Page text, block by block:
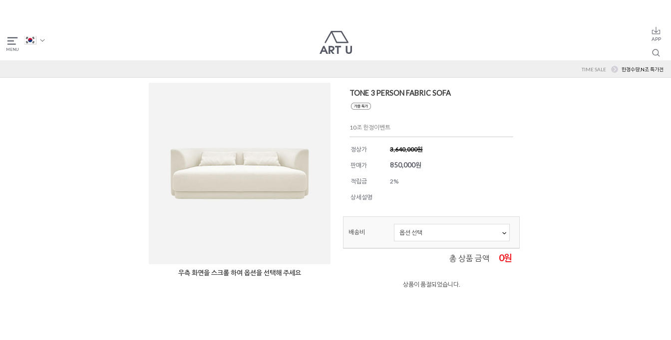
TIME SALE 한정수량,N조 특가전
우측 화면을 스크롤 하여 옵션을 선택해 주세요
TONE 3 PERSON FABRIC SOFA
10조 한정이벤트
정상가 3,640,000원
판매가 850,000원
적립금 2%
상세설명
배송비
총 상품 금액 0원
상품이 품절되었습니다.